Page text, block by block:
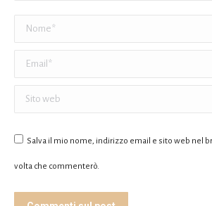
Nome *
Email *
Sito web
Salva il mio nome, indirizzo email e sito web nel
volta che commenterò.